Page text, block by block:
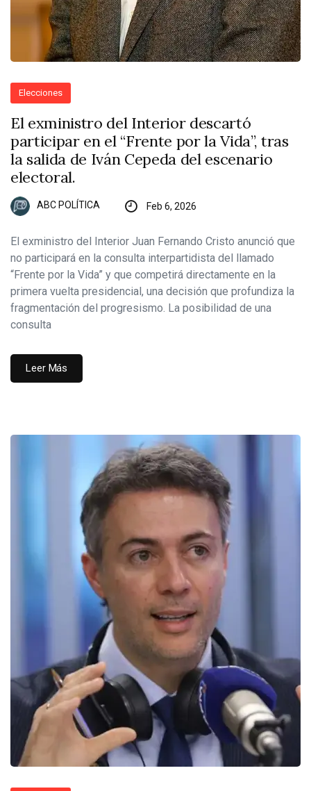
Elecciones
El exministro del Interior descartó
participar en el “Frente por la Vida”, tras
la salida de Iván Cepeda del escenario
electoral.
ABC POLÍTICA Feb 6, 2026
El exministro del Interior Juan Fernando Cristo anunció que
no participará en la consulta interpartidista del llamado
“Frente por la Vida” y que competirá directamente en la
primera vuelta presidencial, una decisión que profundiza la
fragmentación del progresismo. La posibilidad de una
consulta
Leer Más